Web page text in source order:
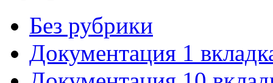
Без рубрики
Документация 1